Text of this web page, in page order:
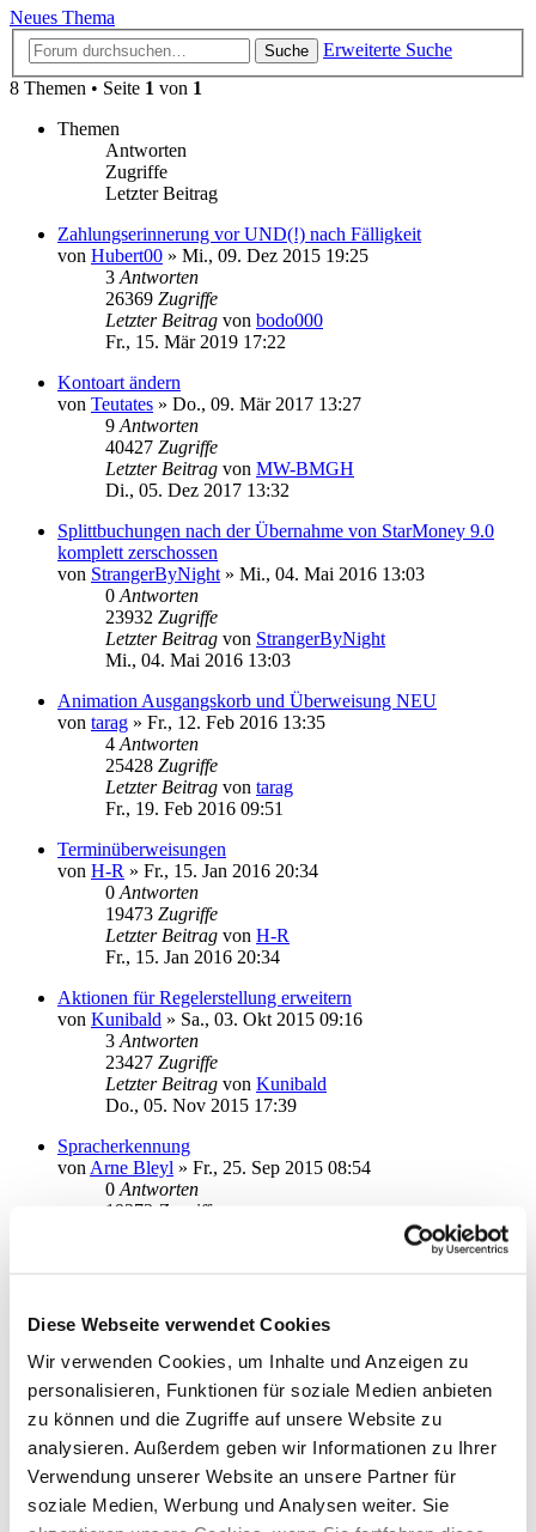
Diese Webseite verwendet Cookies
Wir verwenden Cookies, um Inhalte und Anzeigen zu
personalisieren, Funktionen für soziale Medien anbieten
zu können und die Zugriffe auf unsere Website zu
analysieren. Außerdem geben wir Informationen zu Ihrer
Verwendung unserer Website an unsere Partner für
soziale Medien, Werbung und Analysen weiter. Sie
Neues Thema
Suche
Erweiterte Suche
8 Themen • Seite 1 von 1
Themen
Antworten
Zugriffe
Letzter Beitrag
Zahlungserinnerung vor UND(!) nach Fälligkeit
von Hubert00 » Mi., 09. Dez 2015 19:25
3 Antworten
26369 Zugriffe
Letzter Beitrag von bodo000
Fr., 15. Mär 2019 17:22
Kontoart ändern
von Teutates » Do., 09. Mär 2017 13:27
9 Antworten
40427 Zugriffe
Letzter Beitrag von MW-BMGH
Di., 05. Dez 2017 13:32
Splittbuchungen nach der Übernahme von StarMoney 9.0
komplett zerschossen
von StrangerByNight » Mi., 04. Mai 2016 13:03
0 Antworten
23932 Zugriffe
Letzter Beitrag von StrangerByNight
Mi., 04. Mai 2016 13:03
Animation Ausgangskorb und Überweisung NEU
von tarag » Fr., 12. Feb 2016 13:35
4 Antworten
25428 Zugriffe
Letzter Beitrag von tarag
Fr., 19. Feb 2016 09:51
Terminüberweisungen
von H-R » Fr., 15. Jan 2016 20:34
0 Antworten
19473 Zugriffe
Letzter Beitrag von H-R
Fr., 15. Jan 2016 20:34
Aktionen für Regelerstellung erweitern
von Kunibald » Sa., 03. Okt 2015 09:16
3 Antworten
23427 Zugriffe
Letzter Beitrag von Kunibald
Do., 05. Nov 2015 17:39
Spracherkennung
von Arne Bleyl » Fr., 25. Sep 2015 08:54
0 Antworten
19373 Zugriffe
voncalea » Fr., 28. Aug 2015 15:21
0Antworten
20014 Zugriffe
Letzter Beitrag
calea
Fr., 28. Aug 2015 15:21
Neues Thema
Anzeigen:
Sortiere nach:
Richtung: